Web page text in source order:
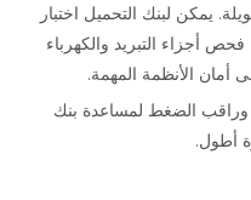
يمكن لبنك التحميل اختبار
أجزاء التبريد والكهرباء
أمان الأنظمة المهمة.
وراقب الضغط لمساعدة بنك
أطول.